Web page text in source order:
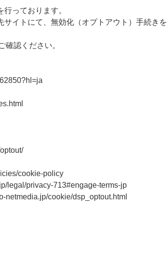
っております。
イトにて、無効化（オプトアウト）手続きを
認ください。
cookie-policy
legal/privacy-713#engage-terms-jp
cookie/dsp_optout.html